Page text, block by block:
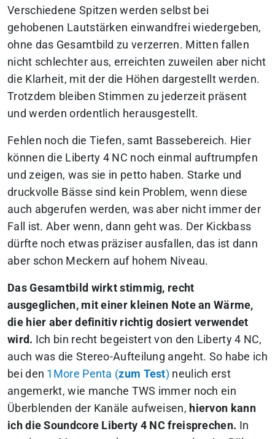
Verschiedene Spitzen werden selbst bei
gehobenen Lautstärken einwandfrei wiedergeben,
ohne das Gesamtbild zu verzerren. Mitten fallen
nicht schlechter aus, erreichten zuweilen aber nicht
die Klarheit, mit der die Höhen dargestellt werden.
Trotzdem bleiben Stimmen zu jederzeit präsent
und werden ordentlich herausgestellt.
Fehlen noch die Tiefen, samt Bassebereich. Hier
können die Liberty 4 NC noch einmal auftrumpfen
und zeigen, was sie in petto haben. Starke und
druckvolle Bässe sind kein Problem, wenn diese
auch abgerufen werden, was aber nicht immer der
Fall ist. Aber wenn, dann geht was. Der Kickbass
dürfte noch etwas präziser ausfallen, das ist dann
aber schon Meckern auf hohem Niveau.
Das Gesamtbild wirkt stimmig, recht
ausgeglichen, mit einer kleinen Note an Wärme,
die hier aber definitiv richtig dosiert verwendet
wird. Ich bin recht begeistert von den Liberty 4 NC,
auch was die Stereo-Aufteilung angeht. So habe ich
bei den 1More Penta (zum Test) neulich erst
angemerkt, wie manche TWS immer noch ein
Überblenden der Kanäle aufweisen, hiervon kann
ich die Soundcore Liberty 4 NC freisprechen. In